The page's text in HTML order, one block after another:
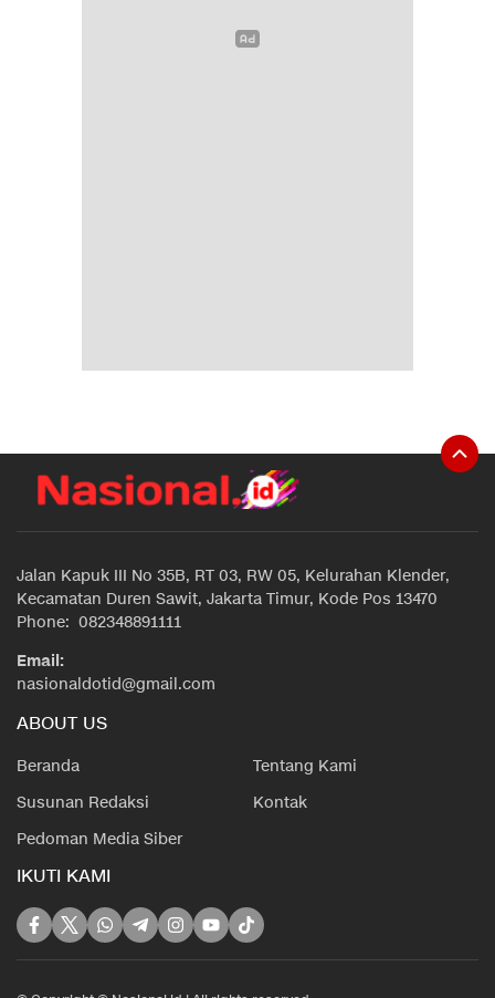
Jalan Kapuk III No 35B, RT 03, RW 05, Kelurahan Klender,
Kecamatan Duren Sawit, Jakarta Timur, Kode Pos 13470
Phone: 082348891111
Email:
nasionaldotid@gmail.com
ABOUT US
Beranda
Tentang Kami
Susunan Redaksi
Kontak
Pedoman Media Siber
IKUTI KAMI